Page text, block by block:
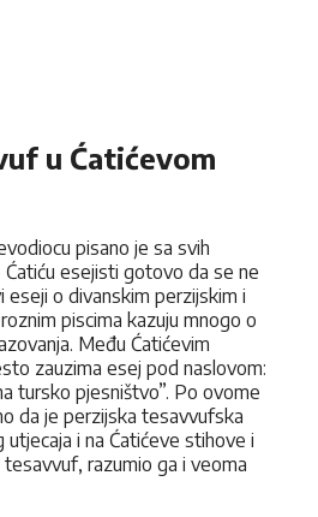
u Ćatićevom
pisano je sa svih
esejisti gotovo da se ne
eseji o divanskim perzijskim i
piscima kazuju mnogo o
Među Ćatićevim
zauzima esej pod naslovom:
tursko pjesništvo”. Po ovome
da je perzijska tesavvufska
utjecaja i na Ćatićeve stihove i
razumio ga i veoma